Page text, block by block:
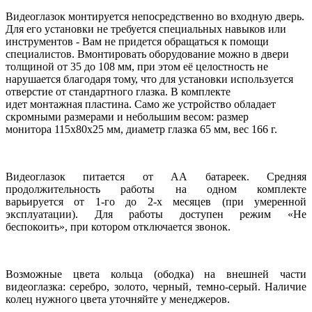
Видеоглазок монтируется непосредственно во входную дверь.
Для его установки не требуется специальных навыков или
инструментов - Вам не придется обращаться к помощи
специалистов. Вмонтировать оборудование можно в двери
толщиной от 35 до 108 мм, при этом её целостность не
нарушается благодаря тому, что для установки используется
отверстие от стандартного глазка. В комплекте
идет монтажная пластина. Само же устройство обладает
скромными размерами и небольшим весом: размер
монитора 115х80х25 мм, диаметр глазка 65 мм, вес 166 г.
Видеоглазок питается от АА батареек. Средняя
продолжительность работы на одном комплекте
варьируется от 1-го до 2-х месяцев (при умеренной
эксплуатации). Для работы доступен режим «Не
беспокоить», при котором отключается звонок.
Возможные цвета кольца (ободка) на внешней части
видеоглазка: серебро, золото, черный, темно-серый. Наличие
колец нужного цвета уточняйте у менеджеров.